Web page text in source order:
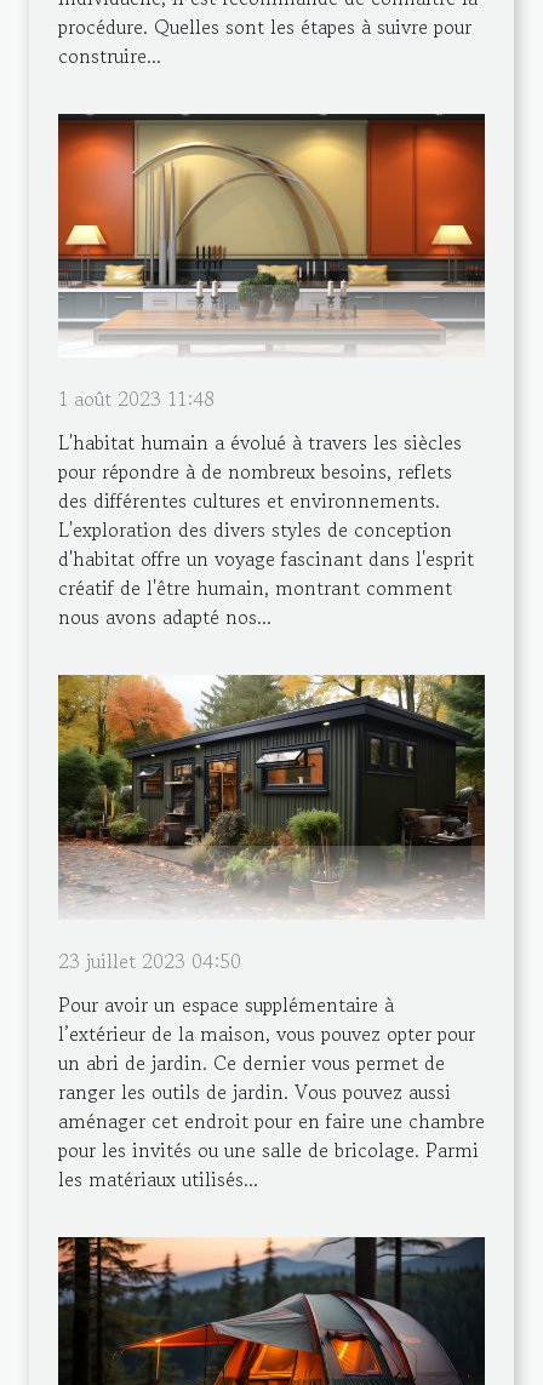
procédure. Quelles sont les étapes à suivre pour
construire...
1 août 2023 11:48
L'habitat humain a évolué à travers les siècles
pour répondre à de nombreux besoins, reflets
des différentes cultures et environnements.
L'exploration des divers styles de conception
d'habitat offre un voyage fascinant dans l'esprit
créatif de l'être humain, montrant comment
nous avons adapté nos...
23 juillet 2023 04:50
Pour avoir un espace supplémentaire à
l’extérieur de la maison, vous pouvez opter pour
un abri de jardin. Ce dernier vous permet de
ranger les outils de jardin. Vous pouvez aussi
aménager cet endroit pour en faire une chambre
pour les invités ou une salle de bricolage. Parmi
les matériaux utilisés...